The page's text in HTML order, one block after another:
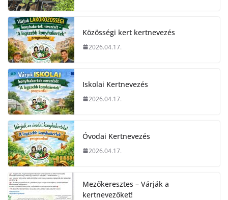
Közösségi kert kertnevezés
2026.04.17.
Iskolai Kertnevezés
2026.04.17.
Óvodai Kertnevezés
2026.04.17.
Mezőkeresztes – Várják a
kertnevezőket!